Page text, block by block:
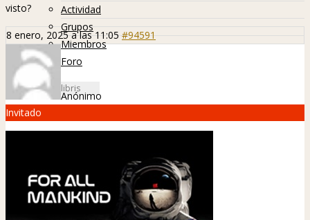
Actividad
Grupos
Miembros
Foro
visto?
8 enero, 2025 a las 11:05 #94591
Anónimo
Invitado